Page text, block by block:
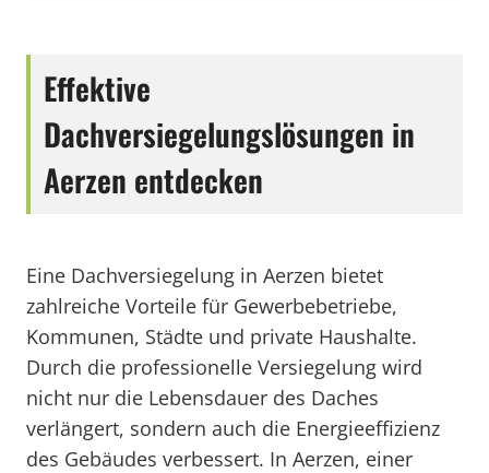
Effektive
Dachversiegelungslösungen in
Aerzen entdecken
Eine Dachversiegelung in Aerzen bietet
zahlreiche Vorteile für Gewerbebetriebe,
Kommunen, Städte und private Haushalte.
Durch die professionelle Versiegelung wird
nicht nur die Lebensdauer des Daches
verlängert, sondern auch die Energieeffizienz
des Gebäudes verbessert. In Aerzen, einer